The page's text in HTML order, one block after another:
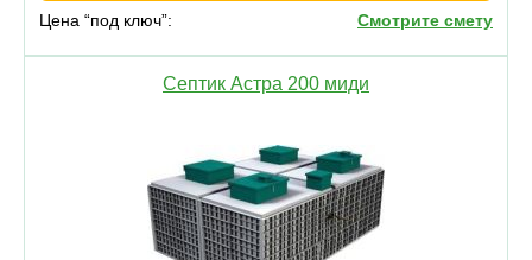
Цена “под ключ”: Смотрите смету
Септик Астра 200 миди